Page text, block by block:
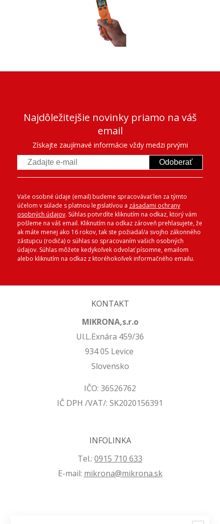
Najdôležitejšie novinky priamo na váš
email
Získajte zaujímavé informácie vždy medzi prvými
Odoberať
Vaše osobné údaje (email) budeme spracovávať len za týmto
účelom v súlade s platnou legislatívou a zásadami ochrany
osobných údajov. Súhlas potvrdíte kliknutím na odkaz, ktorý vám
pošleme na váš email. Kliknutím na odkaz zároveň prehlasujete, že
ak máte menej ako 16 rokov, tak ste požiadal/a svojho zákonného
zástupcu (rodiča) o súhlas so spracovaním vašich osobných
údajov. Súhlas môžete kedykoľvek odvolať písomne, emailom
alebo kliknutím na odkaz z ktoréhokoľvek informačného emailu.
KONTAKT
MIKRONA,s.r.o
Ul.L.Exnára 459/36
934 05 Levice
Slovensko
IČO: 36526762
IČ DPH /VAT/: SK2020156391
INFOLINKA
Tel.: 0915 710 633
E-mail: mikrona@mikrona.sk